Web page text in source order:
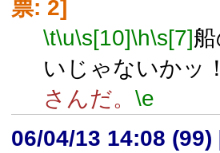
票: 2]
\t\u\s[10]\h\s[7]
いじゃないかッ
さんだ。 \e
06/04/13 14:08 (99)